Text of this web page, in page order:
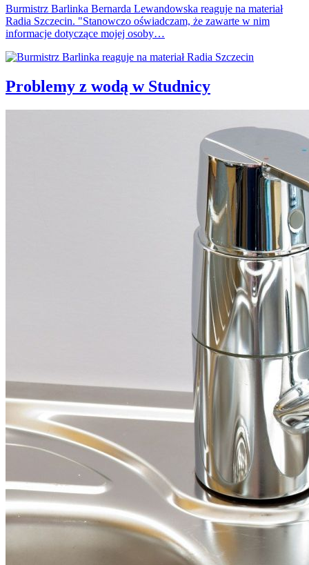
Burmistrz Barlinka Bernarda Lewandowska reaguje na materiał
Radia Szczecin. "Stanowczo oświadczam, że zawarte w nim
informacje dotyczące mojej osoby…
Problemy z wodą w Studnicy